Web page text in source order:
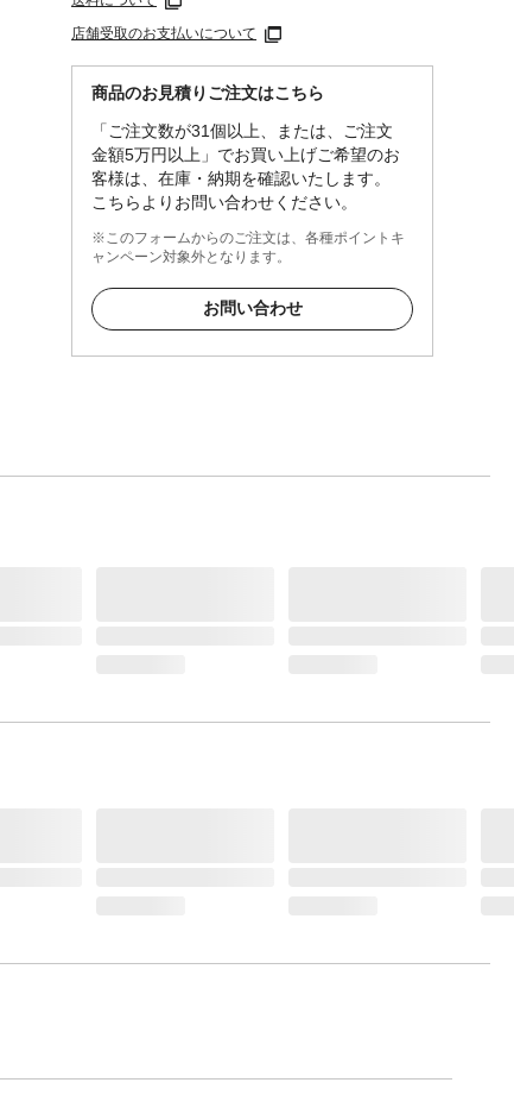
店舗受取のお支払いについて
商品のお見積りご注文はこちら
「ご注文数が31個以上、または、ご注文
金額5万円以上」でお買い上げご希望のお
客様は、在庫・納期を確認いたします。
こちらよりお問い合わせください。
※このフォームからのご注文は、各種ポイントキ
ャンペーン対象外となります。
お問い合わせ